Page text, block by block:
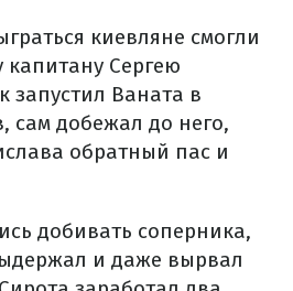
киевляне смогли
капитану Сергею
запустил Ваната в
сам добежал до него,
обратный пас и
добивать соперника,
и даже вырвал